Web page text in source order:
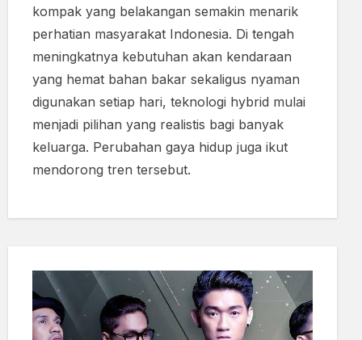
kompak yang belakangan semakin menarik
perhatian masyarakat Indonesia. Di tengah
meningkatnya kebutuhan akan kendaraan
yang hemat bahan bakar sekaligus nyaman
digunakan setiap hari, teknologi hybrid mulai
menjadi pilihan yang realistis bagi banyak
keluarga. Perubahan gaya hidup juga ikut
mendorong tren tersebut.